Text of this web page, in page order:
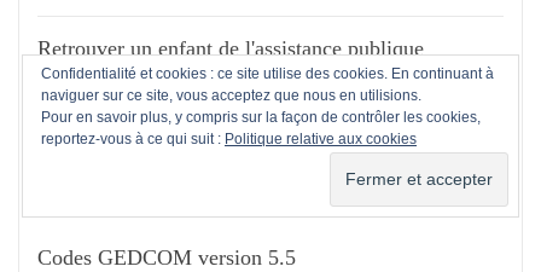
Retrouver un enfant de l'assistance publique
POUR VOUS AIDER
Codes GEDCOM version 5.5
Confidentialité et cookies : ce site utilise des cookies. En continuant à
naviguer sur ce site, vous acceptez que nous en utilisions.
Pour en savoir plus, y compris sur la façon de contrôler les cookies,
reportez-vous à ce qui suit : Politique relative aux cookies